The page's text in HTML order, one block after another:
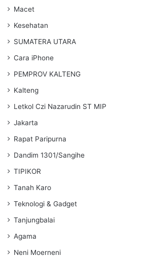
Macet
Kesehatan
SUMATERA UTARA
Cara iPhone
PEMPROV KALTENG
Kalteng
Letkol Czi Nazarudin ST MIP
Jakarta
Rapat Paripurna
Dandim 1301/Sangihe
TIPIKOR
Tanah Karo
Teknologi & Gadget
Tanjungbalai
Agama
Neni Moerneni